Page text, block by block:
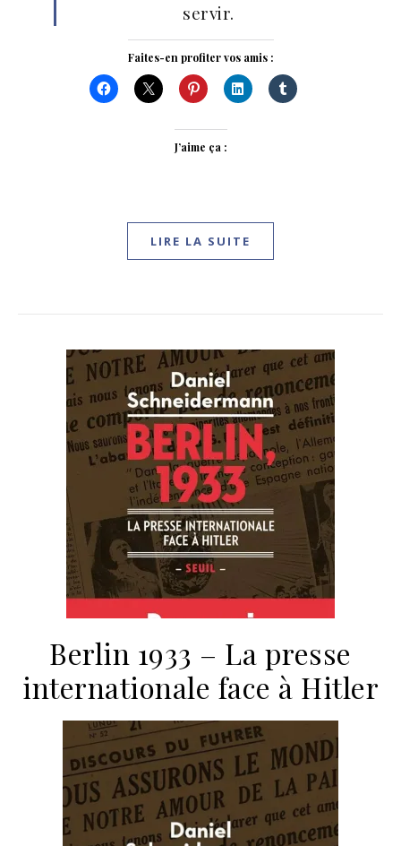
servir.
Faites-en profiter vos amis :
J’aime ça :
LIRE LA SUITE
Berlin 1933 – La presse
internationale face à Hitler